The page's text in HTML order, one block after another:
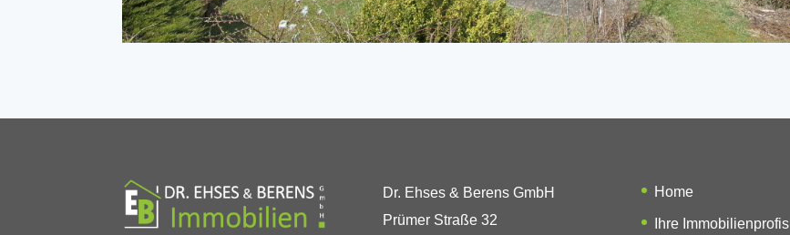
Dr. Ehses & Berens GmbH
Prümer Straße 32
Home
Ihre Immobilienprofis